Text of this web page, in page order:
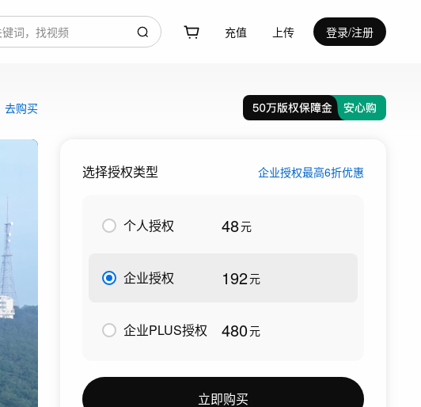
充值 上传 登录/注册
去购买
选择授权类型 企业授权最高6折优惠
个人授权 48元
企业授权 192元
企业PLUS授权 480元
立即购买